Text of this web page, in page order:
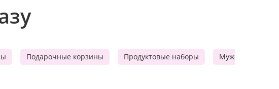
Подарочные корзины Продуктовые наборы Мужские